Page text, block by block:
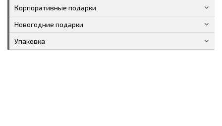
Корпоративные подарки
Новогодние подарки
Упаковка